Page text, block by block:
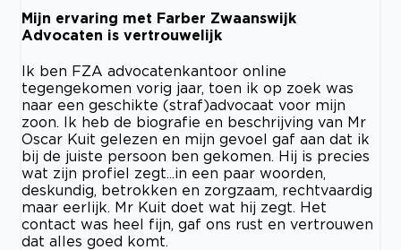
Mijn ervaring met Farber Zwaanswijk
Advocaten is vertrouwelijk
Ik ben FZA advocatenkantoor online
tegengekomen vorig jaar, toen ik op zoek was
naar een geschikte (straf)advocaat voor mijn
zoon. Ik heb de biografie en beschrijving van Mr
Oscar Kuit gelezen en mijn gevoel gaf aan dat ik
bij de juiste persoon ben gekomen. Hij is precies
wat zijn profiel zegt...in een paar woorden,
deskundig, betrokken en zorgzaam, rechtvaardig
maar eerlijk. Mr Kuit doet wat hij zegt. Het
contact was heel fijn, gaf ons rust en vertrouwen
dat alles goed komt.